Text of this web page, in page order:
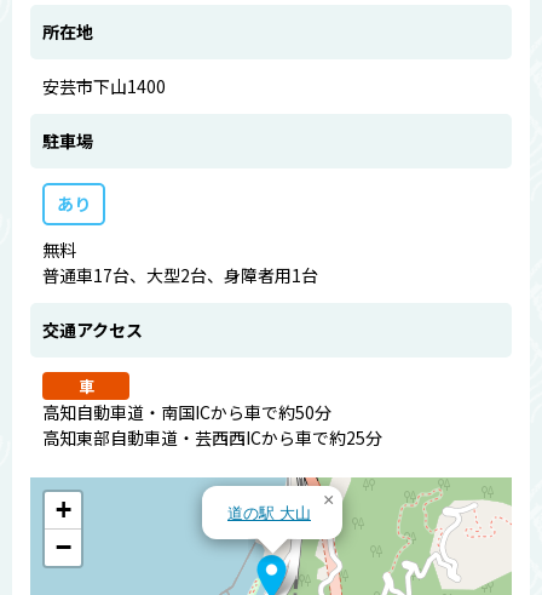
所在地
安芸市下山1400
駐車場
あり
無料
普通車17台、大型2台、身障者用1台
交通アクセス
車
高知自動車道・南国ICから車で約50分
高知東部自動車道・芸西西ICから車で約25分
道の駅 大山
×
+
−